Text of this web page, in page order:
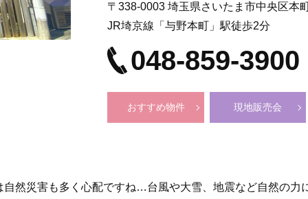
〒338-0003 埼玉県さいたま市中央区本
JR埼京線「与野本町」駅徒歩2分
048-859-3900
おすすめ物件 現地販売会
自然災害も多く心配ですね…台風や大雪、地震など自然の力